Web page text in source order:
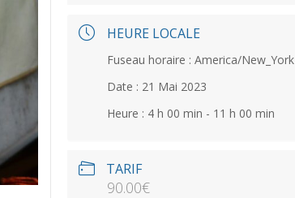
HEURE LOCALE
Fuseau horaire :America/New_York
Date : 21 Mai 2023
Heure : 4 h 00 min - 11 h 00 min
TARIF
90.00€